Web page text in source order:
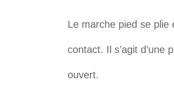
Le marche pied se plie
contact. Il s’agit d’une
ouvert.